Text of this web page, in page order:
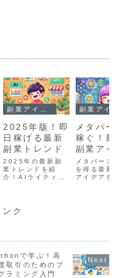
2025年版！即
日稼げる最新
副業トレンド
2025年の最新副
業トレンドを紹
介！AIライティン
解説。短期間で効
率よく収益を得る
メタバー
稼ぐ！最
副業アイ
メタバース
を得る最新
アイデアを
ク
で学ぶ！高
取引のためのプ
ラミング入門